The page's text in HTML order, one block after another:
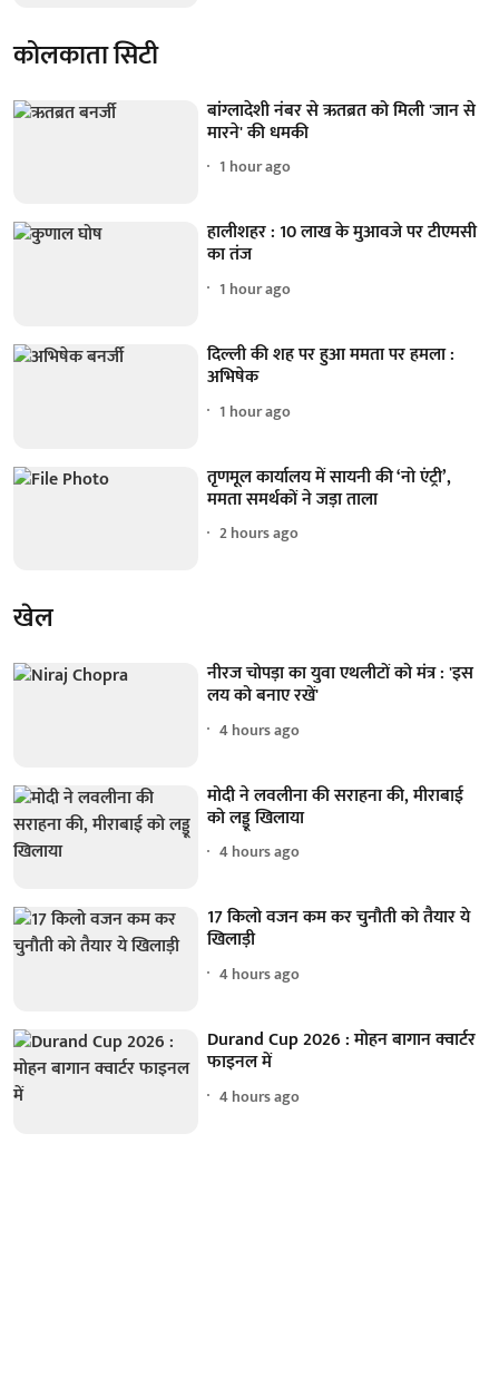
कोलकाता सिटी
बांग्लादेशी नंबर से ऋतब्रत को मिली 'जान से
मारने' की धमकी
1 hour ago
हालीशहर : 10 लाख के मुआवजे पर टीएमसी
का तंज
1 hour ago
दिल्ली की शह पर हुआ ममता पर हमला :
अभिषेक
1 hour ago
तृणमूल कार्यालय में सायनी की ‘नो एंट्री’,
ममता समर्थकों ने जड़ा ताला
2 hours ago
खेल
नीरज चोपड़ा का युवा एथलीटों को मंत्र : 'इस
लय को बनाए रखें'
4 hours ago
मोदी ने लवलीना की सराहना की, मीराबाई
को लड्डू खिलाया
4 hours ago
17 किलो वजन कम कर चुनौती को तैयार ये
खिलाड़ी
4 hours ago
Durand Cup 2026 : मोहन बागान क्वार्टर
फाइनल में
4 hours ago